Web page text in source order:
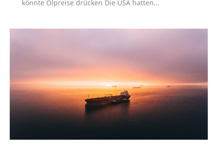
könnte Ölpreise drücken Die USA hatten…